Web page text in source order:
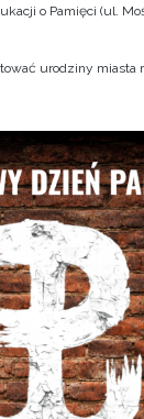
o Pamięci (ul.
urodziny miasta